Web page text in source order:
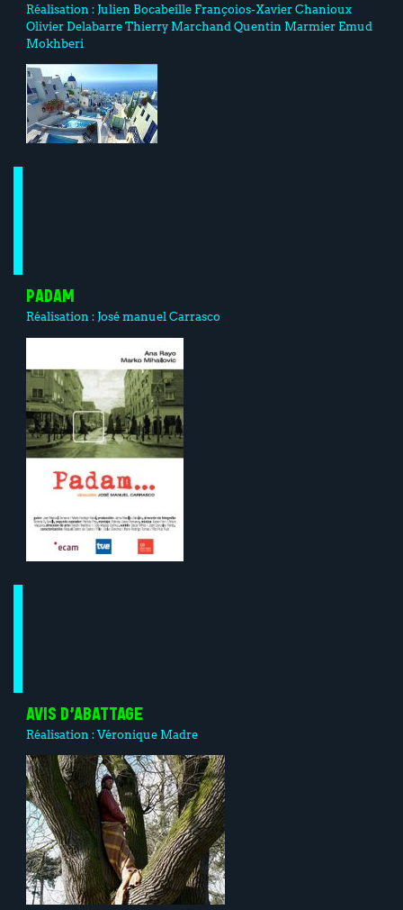
Réalisation : Julien Bocabeille Françoios-Xavier Chanioux
Olivier DelabarreThierry Marchand Quentin Marmier Emud
Mokhberi
PADAM
Réalisation : José manuel Carrasco
AVIS D’ABATTAGE
Réalisation :Véronique Madre